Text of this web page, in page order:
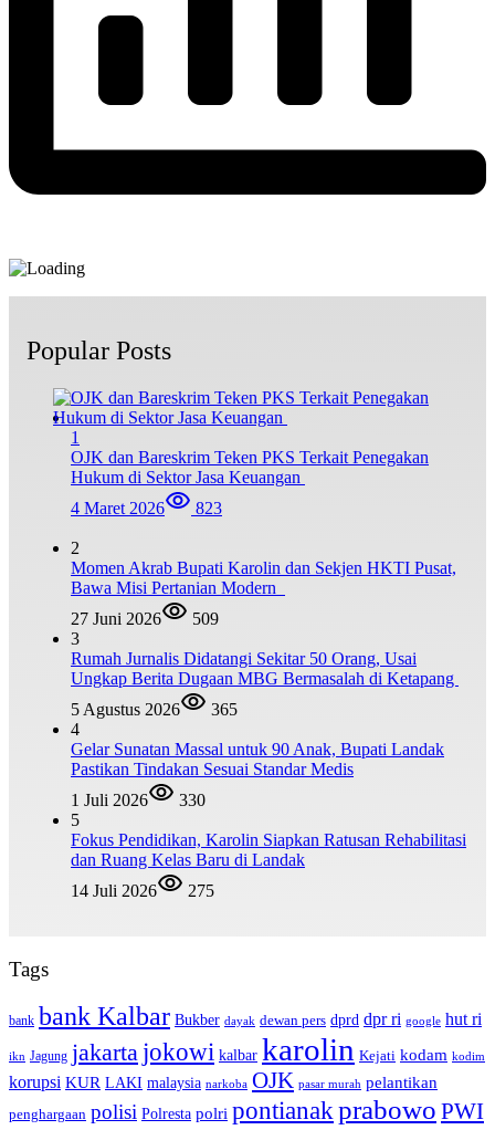
Popular Posts
1
OJK dan Bareskrim Teken PKS Terkait Penegakan
Hukum di Sektor Jasa Keuangan
4 Maret 2026
823
2
Momen Akrab Bupati Karolin dan Sekjen HKTI Pusat,
Bawa Misi Pertanian Modern
27 Juni 2026
509
3
Rumah Jurnalis Didatangi Sekitar 50 Orang, Usai
Ungkap Berita Dugaan MBG Bermasalah di Ketapang
5 Agustus 2026
365
4
Gelar Sunatan Massal untuk 90 Anak, Bupati Landak
Pastikan Tindakan Sesuai Standar Medis
1 Juli 2026
330
5
Fokus Pendidikan, Karolin Siapkan Ratusan Rehabilitasi
dan Ruang Kelas Baru di Landak
14 Juli 2026
275
Tags
bank bank Kalbar Bukber dayak dewan pers dprd dpr ri google hut ri
ikn Jagung jakarta jokowi kalbar karolin Kejati kodam kodim
korupsi KUR LAKI malaysia narkoba OJK pasar murah pelantikan
penghargaan polisi Polresta polri pontianakprabowo PWI